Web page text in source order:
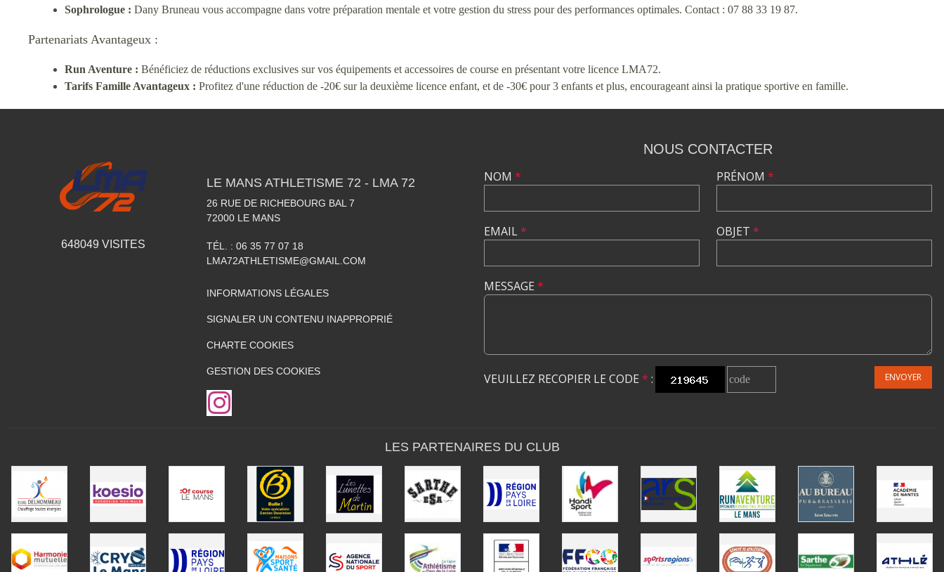
Sophrologue : Dany Bruneau vous accompagne dans votre préparation mentale et votre gestion du stress pour des performances optimales. Contact : 07 88 33 19 87.
Partenariats Avantageux :
Run Aventure : Bénéficiez de réductions exclusives sur vos équipements et accessoires de course en présentant votre licence LMA72.
Tarifs Famille Avantageux : Profitez d'une réduction de -20€ sur la deuxième licence enfant, et de -30€ pour 3 enfants et plus, encourageant ainsi la pratique sportive en famille.
648049 VISITES
LE MANS ATHLETISME 72 - LMA 72
26 RUE DE RICHEBOURG BAL 7
72000 LE MANS
TÉL. : 06 35 77 07 18
LMA72ATHLETISME@GMAIL.COM
INFORMATIONS LÉGALES
SIGNALER UN CONTENU INAPPROPRIÉ
CHARTE COOKIES
GESTION DES COOKIES
NOUS CONTACTER
NOM *
EMAIL*
PRÉNOM *
OBJET *
MESSAGE *
VEUILLEZ RECOPIER LE CODE * : ENVOYER
LES PARTENAIRES DU CLUB